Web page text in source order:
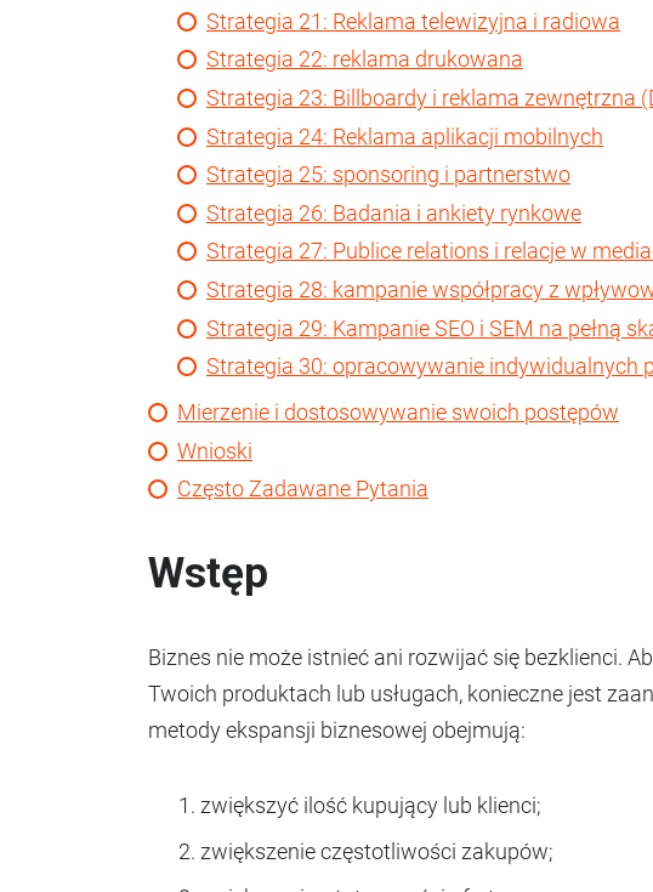
Strategia 21: Reklama telewizyjna i radiowa
Strategia 22: reklama drukowana
Strategia 23: Billboardy i reklama zewnętrzna
Strategia 24: Reklama aplikacji mobilnych
Strategia 25: sponsoring i partnerstwo
Strategia 26: Badania i ankiety rynkowe
Strategia 27: Publice relations i relacje w
Strategia 28: kampanie współpracy z
Strategia 29: Kampanie SEO i SEM na pełną
Strategia 30: opracowywanie indywidualnych
Mierzenie i dostosowywanie swoich postępów
Wnioski
Często Zadawane Pytania
Wstęp
Biznes nie może istnieć ani rozwijać się bezklienci.
Twoich produktach lub usługach, konieczne jest
metody ekspansji biznesowej obejmują:
zwiększyć ilość kupujący lub klienci;
zwiększenie częstotliwości zakupów;